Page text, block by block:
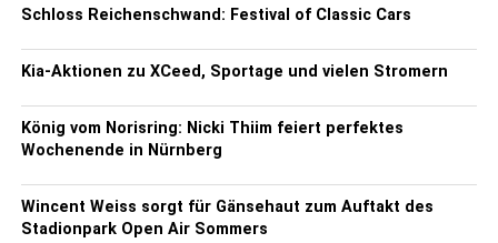
Schloss Reichenschwand: Festival of Classic Cars
Kia-Aktionen zu XCeed, Sportage und vielen Stromern
König vom Norisring: Nicki Thiim feiert perfektes
Wochenende in Nürnberg
Wincent Weiss sorgt für Gänsehaut zum Auftakt des
Stadionpark Open Air Sommers